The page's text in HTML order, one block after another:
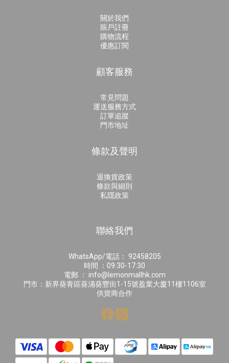
關於我們
賬戶註冊
購物流程
優惠訂閱
顧客服務
常見問題
運送服務方式
訂單追蹤
門市地址
條款及聲明
退換貨政策
條款與細則
私隱政策
聯絡我們
WhatsApp/電話： 92458205
時間 ：09:30-17:30
電郵 ： info@lemonmallhk.com
門市：新界葵青區葵涌葵豐街1-15號盈業大廈11樓1106室
供貨商合作